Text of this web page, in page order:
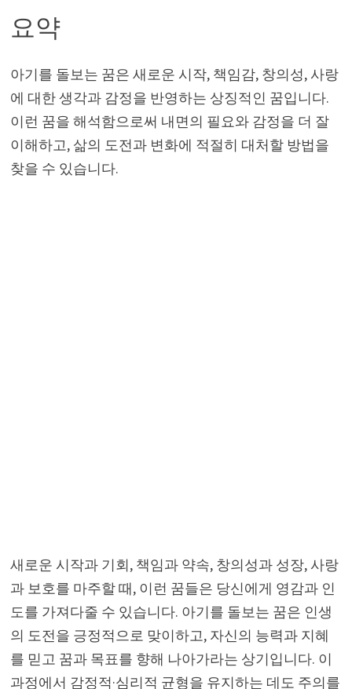
요약
아기를 돌보는 꿈은 새로운 시작, 책임감, 창의성, 사랑
에 대한 생각과 감정을 반영하는 상징적인 꿈입니다.
이런 꿈을 해석함으로써 내면의 필요와 감정을 더 잘
이해하고, 삶의 도전과 변화에 적절히 대처할 방법을
찾을 수 있습니다.
새로운 시작과 기회, 책임과 약속, 창의성과 성장, 사랑
과 보호를 마주할 때, 이런 꿈들은 당신에게 영감과 인
도를 가져다줄 수 있습니다. 아기를 돌보는 꿈은 인생
의 도전을 긍정적으로 맞이하고, 자신의 능력과 지혜
를 믿고 꿈과 목표를 향해 나아가라는 상기입니다. 이
과정에서 감정적·심리적 균형을 유지하는 데도 주의를